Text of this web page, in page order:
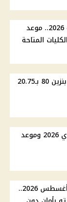
مؤشرات تنسيق المرحلة الثانية 2026.. موعد
المتاحة
أسعار الوقود في مصر اليوم .. بنزين 80 بـ20.75
موقف ترحيل إجازة المولد النبوي 2026 وموعد
كسوف كلي للشمس يوم 12 أغسطس 2026..